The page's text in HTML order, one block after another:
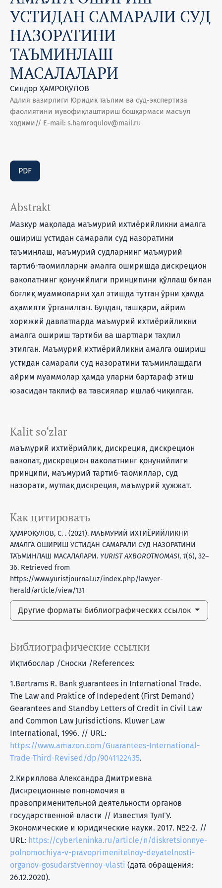
УСТИДАН САМАРАЛИ СУД
НАЗОРАТИНИ
ТАЪМИНЛАШ
МАСАЛАЛАРИ
Синдор ҲАМРОҚУЛОВ
Адлия вазирлиги Юридик таълим ва суд-экспертиза
фаолиятини мувофиқлаштириш бошқармаси масъул
ходими// E-mail: s.hamroqulov@mail.ru
PDF
Kalit so‘zlar
маъмурий ихтиёрийлик, дискреция, дискрецион
ваколат, дискрецион ваколатнинг қонунийлиги
принципи, маъмурий тартиб-таомиллар, суд
назорати, мутлақ дискреция, маъмурий ҳужжат.
Как цитировать
ҲАМРОҚУЛОВ, С. . (2021). МАЪМУРИЙ ИХТИЁРИЙЛИКНИ
АМАЛГА ОШИРИШ УСТИДАН САМАРАЛИ СУД НАЗОРАТИНИ
ТАЪМИНЛАШ МАСАЛАЛАРИ. YURIST AXBOROTNOMASI, 1(6), 32–
36. Retrieved from
https://www.yuristjournal.uz/index.php/lawyer-
herald/article/view/131
Другие форматы библиографических ссылок
Abstrakt
Мазкур мақолада маъмурий ихтиёрийликни амалга
ошириш устидан самарали суд назоратини
таъминлаш, маъмурий судларнинг маъмурий
тартиб-таомилларни амалга оширишда дискрецион
ваколатнинг қонунийлиги принципини қўллаш билан
боғлиқ муаммоларни ҳал этишда тутган ўрни ҳамда
аҳамияти ўрганилган. Бундан, ташқари, айрим
хорижий давлатларда маъмурий ихтиёрийликни
амалга ошириш тартиби ва шартлари таҳлил
этилган. Маъмурий ихтиёрийликни амалга ошириш
устидан самарали суд назоратини таъминлашдаги
айрим муаммолар ҳамда уларни бартараф этиш
юзасидан таклиф ва тавсиялар ишлаб чиқилган.
Библиографические ссылки
Иқтибослар /Сноски /References:
1.Bertrams R. Bank guarantees in International Trade.
The Law and Praktice of Indepedent (First Demand)
Gearantees and Standby Letters of Credit in Civil Law
and Common Law Jurisdictions. Kluwer Law
International, 1996. // URL:
https://www.amazon.com/Guarantees-International-
Trade-Third-Revised/dp/9041122435.
2.Кириллова Александра Дмитриевна
Дискреционные полномочия в
правоприменительной деятельности органов
государственной власти // Известия ТулГУ.
Экономические и юридические науки. 2017. №2-2. //
URL: https://cyberleninka.ru/article/n/diskretsionnye-
polnomochiya-v-pravoprimenitelnoy-deyatelnosti-
organov-gosudarstvennoy-vlasti (дата обращения:
26.12.2020).